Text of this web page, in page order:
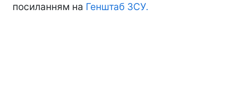
посиланням на Генштаб ЗСУ.